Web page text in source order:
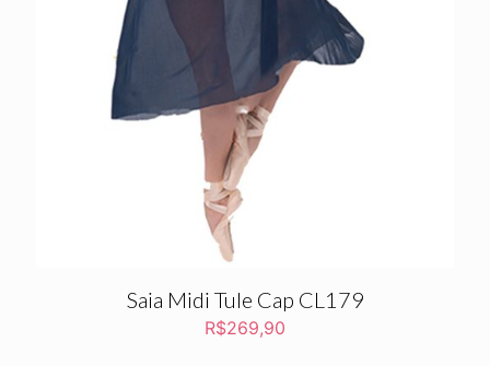
Saia Midi Tule Cap CL179
R$269,90